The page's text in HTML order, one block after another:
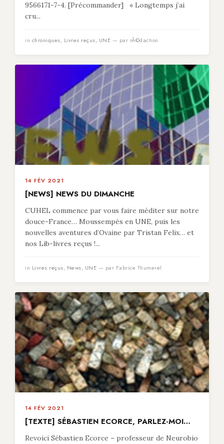
9566171-7-4. [Précommander] « Longtemps j’ai
cru...
in chroniques, Livres reçus, UNE — par rÃ©daction
14 FÉV 2021
[NEWS] NEWS DU DIMANCHE
CUHEL commence par vous faire méditer sur notre
douce-France… Moussempès en UNE, puis les
nouvelles aventures d’Ovaine par Tristan Felix… et
nos Lib-livres reçus !...
in Livres reçus, News, UNE — par Fabrice Thumerel
14 FÉV 2021
[TEXTE] SÉBASTIEN ECORCE, PARLEZ-MOI…
Revoici Sébastien Ecorce – professeur de Neurobio